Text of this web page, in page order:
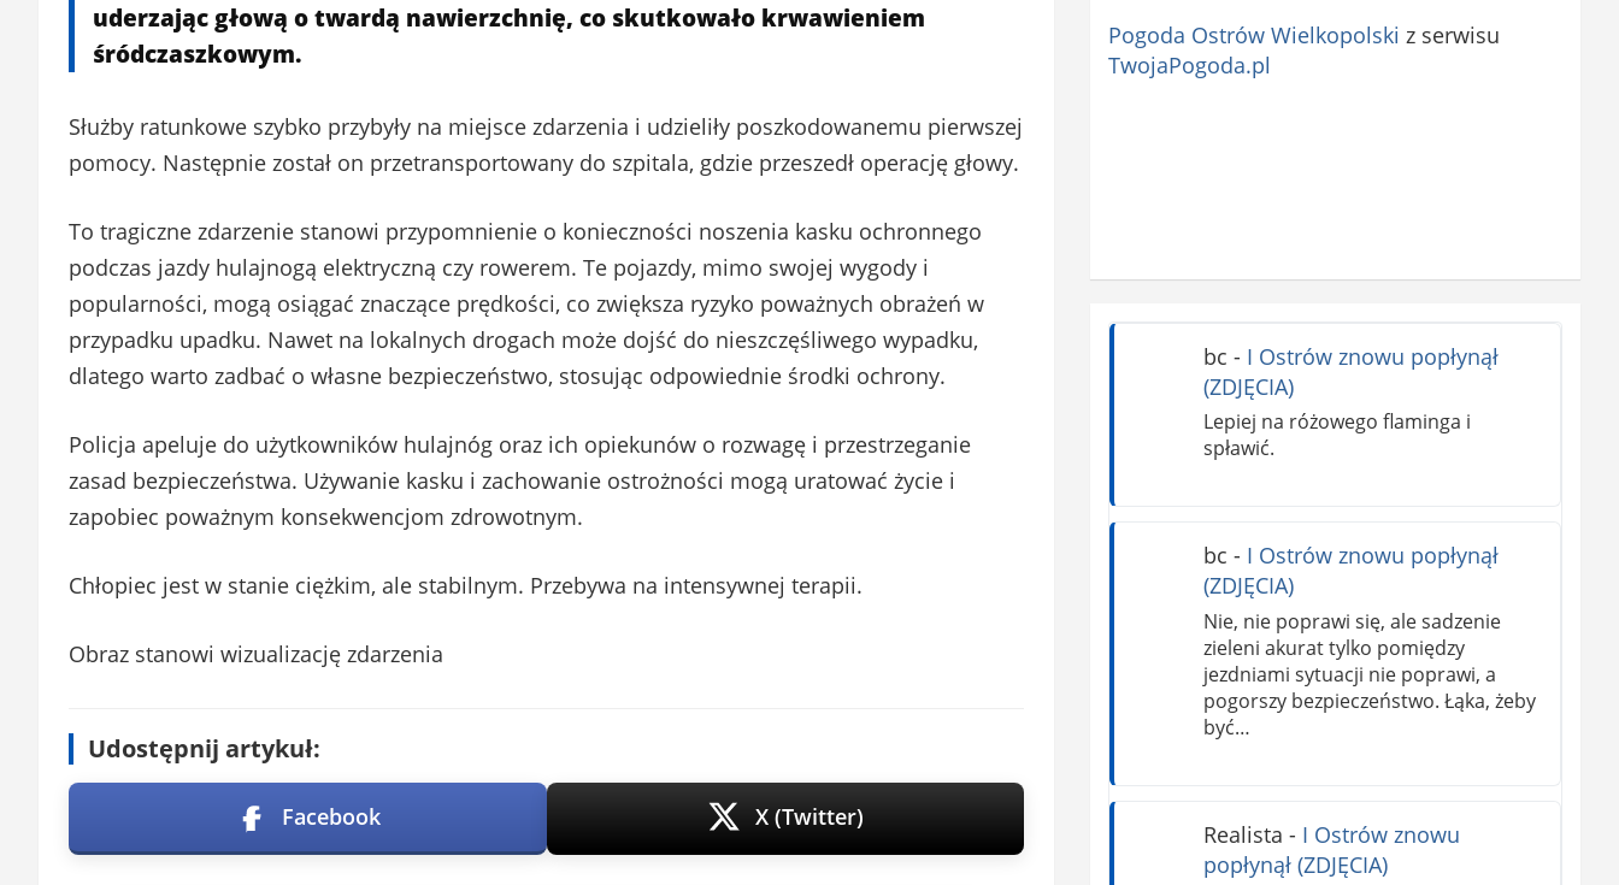
uderzając głową o twardą nawierzchnię, co skutkowało krwawieniem
śródczaszkowym.
Służby ratunkowe szybko przybyły na miejsce zdarzenia i udzieliły poszkodowanemu pierwszej
pomocy. Następnie został on przetransportowany do szpitala, gdzie przeszedł operację głowy.
To tragiczne zdarzenie stanowi przypomnienie o konieczności noszenia kasku ochronnego
podczas jazdy hulajnogą elektryczną czy rowerem. Te pojazdy, mimo swojej wygody i
popularności, mogą osiągać znaczące prędkości, co zwiększa ryzyko poważnych obrażeń w
przypadku upadku. Nawet na lokalnych drogach może dojść do nieszczęśliwego wypadku,
dlatego warto zadbać o własne bezpieczeństwo, stosując odpowiednie środki ochrony.
Policja apeluje do użytkowników hulajnóg oraz ich opiekunów o rozwagę i przestrzeganie
zasad bezpieczeństwa. Używanie kasku i zachowanie ostrożności mogą uratować życie i
zapobiec poważnym konsekwencjom zdrowotnym.
Chłopiec jest w stanie ciężkim, ale stabilnym. Przebywa na intensywnej terapii.
Obraz stanowi wizualizację zdarzenia
Udostępnij artykuł:
Facebook X (Twitter)
Pogoda Ostrów Wielkopolski z serwisu
TwojaPogoda.pl
bc - I Ostrów znowu popłynął
(ZDJĘCIA)
Lepiej na różowego flaminga i
spławić.
bc - I Ostrów znowu popłynął
(ZDJĘCIA)
Nie, nie poprawi się, ale sadzenie
zieleni akurat tylko pomiędzy
jezdniami sytuacji nie poprawi, a
pogorszy bezpieczeństwo. Łąka, żeby
być…
Realista - I Ostrów znowu
popłynął (ZDJĘCIA)